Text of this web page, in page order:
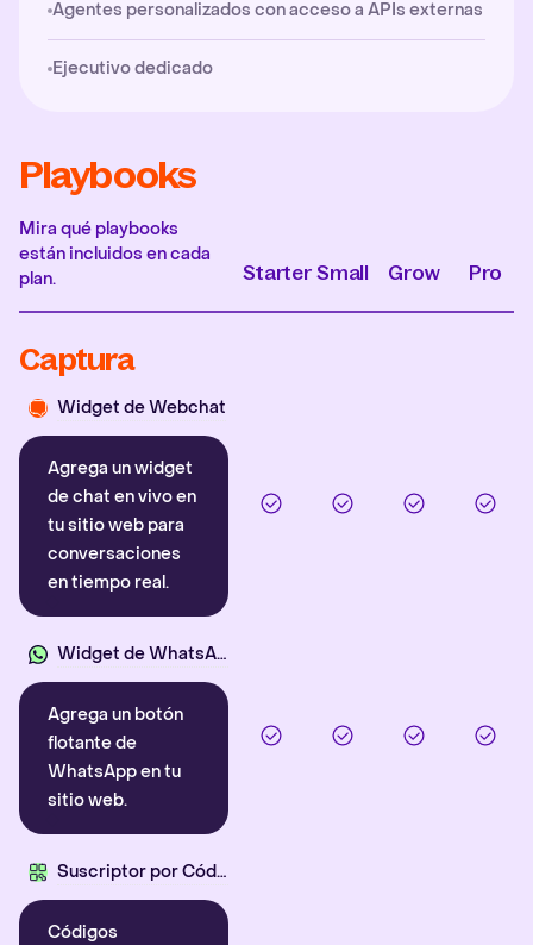
Agentes personalizados con acceso a APIs externas
Ejecutivo dedicado
Playbooks
Mira qué playbooks
están incluidos en cada
plan.
Starter Small Grow Pro
Captura
Widget de Webchat
Agrega un widget
de chat en vivo en
tu sitio web para
conversaciones
en tiempo real.
Widget de WhatsApp
Agrega un botón
flotante de
WhatsApp en tu
sitio web.
Suscriptor por Código QR
Códigos